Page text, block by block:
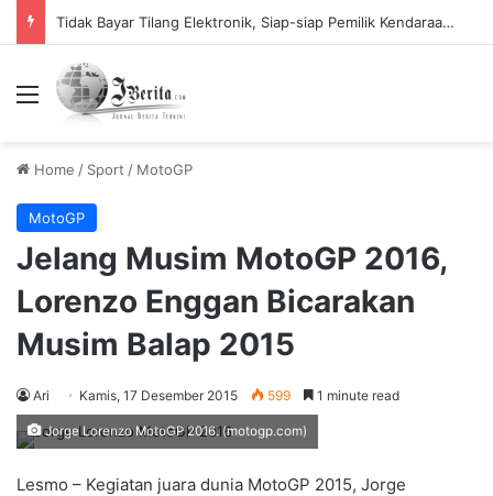
Tidak Bayar Tilang Elektronik, Siap-siap Pemilik Kendaraan Tidak Bisa Melakukan Perpanjangan STNK
Menu
Home / Sport / MotoGP
MotoGP
Jelang Musim MotoGP 2016,
Lorenzo Enggan Bicarakan
Musim Balap 2015
Ari Kamis, 17 Desember 2015 599 1 minute read
Jorge Lorenzo MotoGP 2016. (motogp.com)
Lesmo – Kegiatan juara dunia MotoGP 2015, Jorge